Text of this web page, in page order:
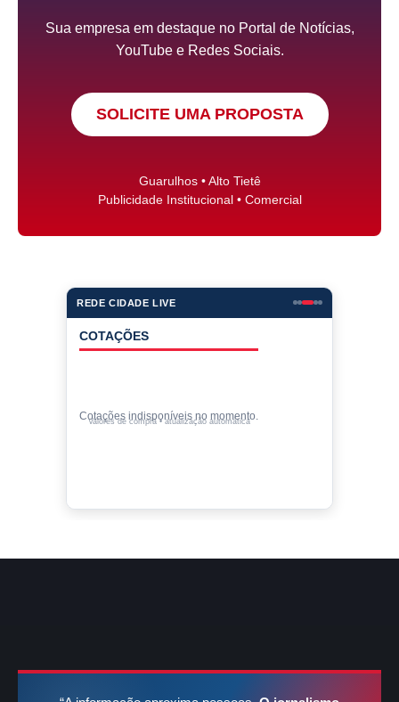
Sua empresa em destaque no Portal de Notícias,
YouTube e Redes Sociais.
SOLICITE UMA PROPOSTA
Guarulhos • Alto Tietê
Publicidade Institucional • Comercial
REDE CIDADE LIVE
COTAÇÕES
Cotações indisponíveis no momento.
Valores de compra • atualização automática